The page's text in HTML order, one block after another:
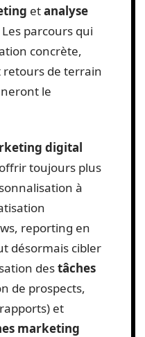
etanalyse
Les parcours qui
concrète,
retours de terrain
le
digital
toujours plus
à
reporting en
désormais cibler
destâches
de prospects,
et
marketing